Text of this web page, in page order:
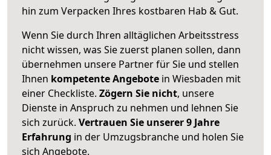
hin zum Verpacken Ihres kostbaren Hab & Gut.
Wenn Sie durch Ihren alltäglichen Arbeitsstress
nicht wissen, was Sie zuerst planen sollen, dann
übernehmen unsere Partner für Sie und stellen
Ihnen kompetente Angebote in Wiesbaden mit
einer Checkliste. Zögern Sie nicht, unsere
Dienste in Anspruch zu nehmen und lehnen Sie
sich zurück. Vertrauen Sie unserer 9 Jahre
Erfahrung in der Umzugsbranche und holen Sie
sich Angebote.